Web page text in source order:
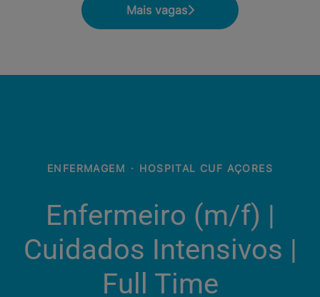
Mais vagas
ENFERMAGEM · HOSPITAL CUF AÇORES
Enfermeiro (m/f) |
Cuidados Intensivos |
Full Time